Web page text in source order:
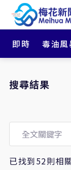
即時 毒油風
搜尋結果
已找到52則相